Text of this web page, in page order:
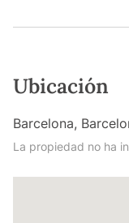
Ubicación
Barcelona,
La propiedad no ha